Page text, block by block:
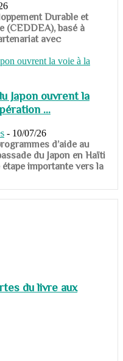
Durable et
(CEDDEA), basé à
avec
Japon ouvrent la
...
- 10/07/26
d’aide au
du Japon en Haïti
importante vers la
du livre aux